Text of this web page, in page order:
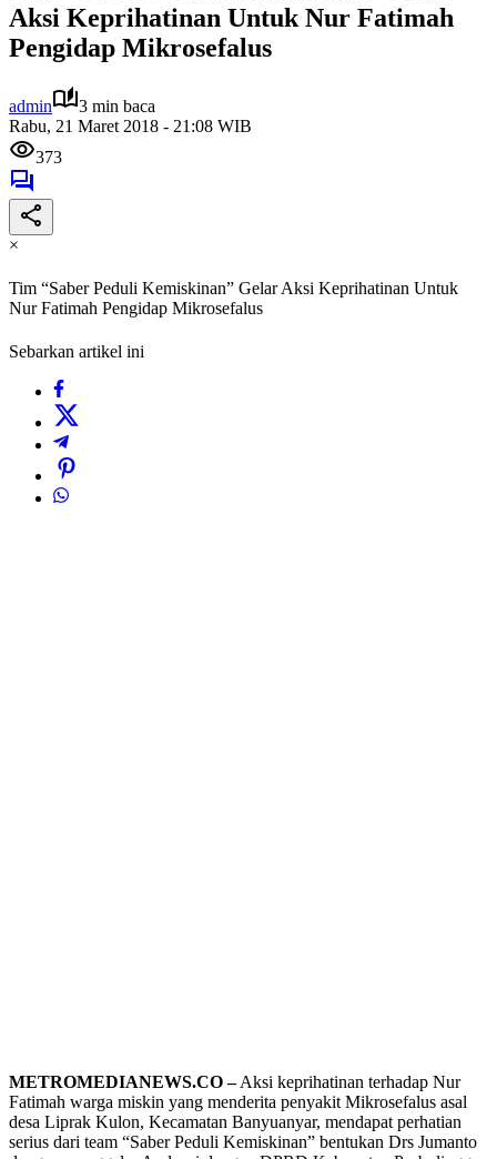
Aksi Keprihatinan Untuk Nur Fatimah
Pengidap Mikrosefalus
admin
3 min baca
Rabu, 21 Maret 2018 - 21:08 WIB
373
×
Tim “Saber Peduli Kemiskinan” Gelar Aksi Keprihatinan Untuk
Nur Fatimah Pengidap Mikrosefalus
Sebarkan artikel ini
METROMEDIANEWS.CO –Aksi keprihatinan terhadap Nur
Fatimah warga miskin yang menderita penyakit Mikrosefalus asal
desa Liprak Kulon, Kecamatan Banyuanyar, mendapat perhatian
serius dari team “Saber Peduli Kemiskinan” bentukan Drs Jumanto